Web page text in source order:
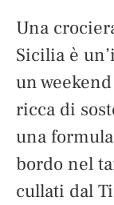
Una
Sicilia è
un
ricca di
una
bordo nel
cullati dal